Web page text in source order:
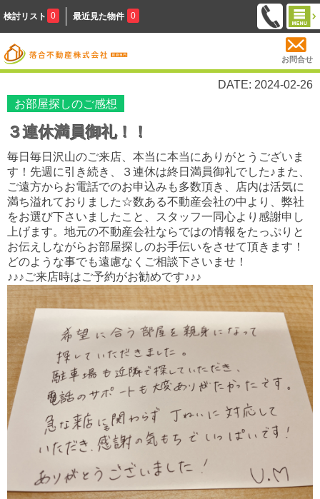
検討リスト 0 最近見た物件 0
お問合せ
DATE: 2024-02-26
お部屋探しのご感想
３連休満員御礼！！
毎日毎日沢山のご来店、本当に本当にありがとうございま
す！先週に引き続き、３連休は終日満員御礼でした♪また、
ご遠方からお電話でのお申込みも多数頂き、店内は活気に
満ち溢れておりました☆数ある不動産会社の中より、弊社
をお選び下さいましたこと、スタッフ一同心より感謝申し
上げます。地元の不動産会社ならではの情報をたっぷりと
お伝えしながらお部屋探しのお手伝いをさせて頂きます！
どのような事でも遠慮なくご相談下さいませ！
♪♪♪ご来店時はご予約がお勧めです♪♪♪